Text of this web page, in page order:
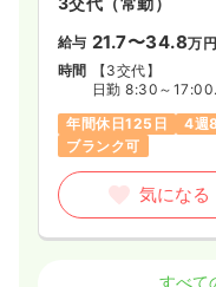
給与 21.7〜34.8万
時間
【3交代】
日勤 8:30～17:00
深夜 0:30～9:00
年間休日125日 4週
ブランク可
気になる
すべて